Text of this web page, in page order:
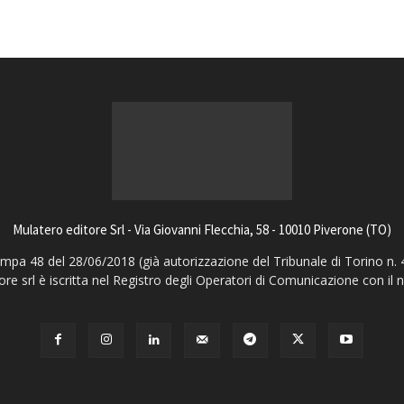
Mulatero editore Srl - Via Giovanni Flecchia, 58 - 10010 Piverone (TO)
48 del 28/06/2018 (già autorizzazione del Tribunale di Torino n.
srl è iscritta nel Registro degli Operatori di Comunicazione con il